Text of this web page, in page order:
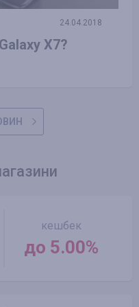
24.04.2018
X7?
кешбек
до 5.00%